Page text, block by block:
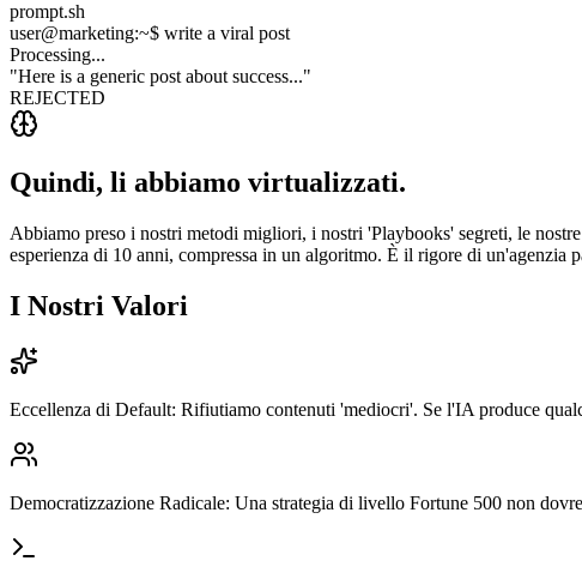
prompt.sh
user@marketing:~$ write a viral post
Processing...
"Here is a generic post about success..."
REJECTED
Quindi, li abbiamo virtualizzati.
Abbiamo preso i nostri metodi migliori, i nostri 'Playbooks' segreti, le
esperienza di 10 anni, compressa in un algoritmo. È il rigore di
I Nostri Valori
Eccellenza di Default: Rifiutiamo contenuti 'mediocri'. Se l'IA produce
Democratizzazione Radicale: Una strategia di livello Fortune 500 non